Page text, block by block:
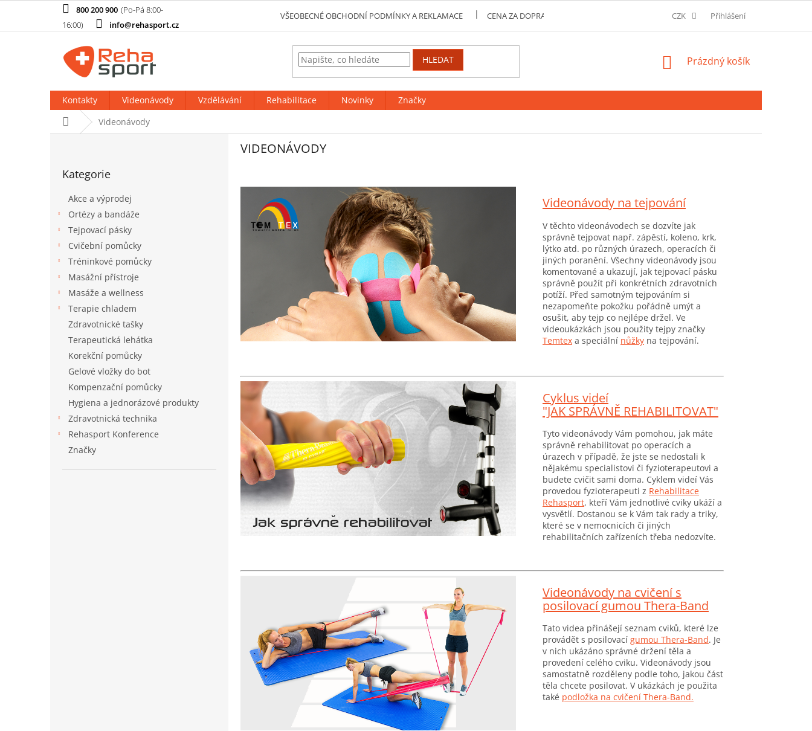
obsah
800 200 900
info@rehasport.cz
VŠEOBECNÉ OBCHODNÍ PODMÍNKY A REKLAMACE CENA ZA DOPRAVU A MOŽNOSTI PLATBY O SPOLEČNOSTI SLOVNÍK POJMŮ
CZK Přihlášení
HLEDAT
NÁKUPNÍ
Prázdný košík
Kontakty Videonávody Vzdělávání Rehabilitace Novinky
Značky
Domů Videonávody
kategorie
Kategorie
Akce a výprodej
Ortézy a bandáže
Tejpovací pásky
Cvičební pomůcky
Tréninkové pomůcky
Masážní přístroje
Masáže a wellness
Terapie chladem
Zdravotnické tašky
Terapeutická lehátka
Korekční pomůcky
Gelové vložky do bot
Kompenzační pomůcky
Hygiena a jednorázové produkty
Zdravotnická technika
Rehasport Konference
Značky
VIDEONÁVODY
Videonávody na tejpování
V těchto videonávodech se dozvíte jak
správně tejpovat např. zápěstí, koleno, krk,
lýtko atd. po různých úrazech, operacích či
jiných poranění. Všechny videonávody jsou
komentované a ukazují, jak tejpovací pásku
správně použít při konkrétních zdravotních
potíží. Před samotným tejpováním si
nezapomeňte pokožku pořádně umýt a
osušit, aby tejp co nejlépe držel. Ve
videoukázkách jsou použity tejpy značky
Temtex a speciální nůžky na tejpování.
Cyklus videí
"JAK SPRÁVNĚ REHABILITOVAT"
Tyto videonávody Vám pomohou, jak máte
správně rehabilitovat po operacích a
úrazech v případě, že jste se nedostali k
nějakému specialistovi či fyzioterapeutovi a
budete cvičit sami doma. Cyklem videí Vás
provedou fyzioterapeuti z Rehabilitace
Rehasport, kteří Vám jednotlivé cviky ukáží a
vysvětlí. Dostanou se k Vám tak rady a triky,
které se v nemocnicích či jiných
rehabilitačních zařízeních třeba nedozvíte.
Videonávody na cvičení s
posilovací gumou Thera-Band
Tato videa přinášejí seznam cviků, které lze
provádět s posilovací gumou Thera-Band. Je
v nich ukázáno správné držení těla a
provedení celého cviku. Videonávody jsou
samostatně rozděleny podle toho, jakou část
těla chcete posilovat. V ukázkách je použita
také podložka na cvičení Thera-Band.